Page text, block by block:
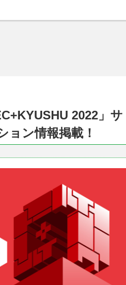
2022」サ
ョン情報掲載！